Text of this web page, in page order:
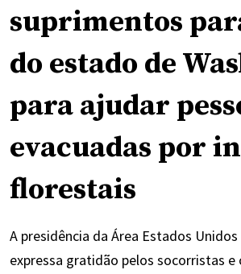
suprimentos
do estado de
para ajudar
evacuadas por
florestais
A presidência da Área Estados
expressa gratidão pelos socorristas e